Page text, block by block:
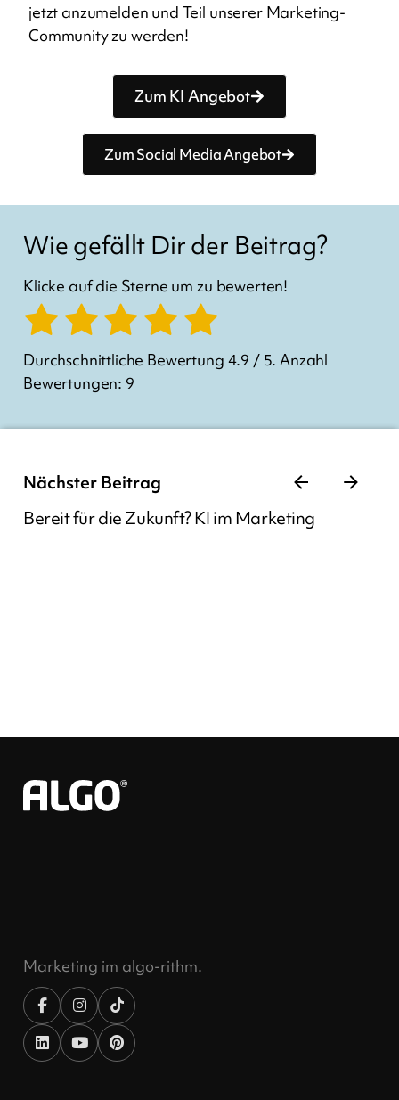
jetzt anzumelden und Teil unserer Marketing-
Community zu werden!
Zum KI Angebot
Zum Social Media Angebot
Wie gefällt Dir der Beitrag?
Klicke auf die Sterne um zu bewerten!
Durchschnittliche Bewertung 4.9 / 5. Anzahl
Bewertungen: 9
Nächster Beitrag
Bereit für die Zukunft? KI im Marketing
Marketing im algo-rithm.